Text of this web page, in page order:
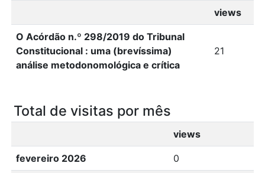
views
O Acórdão n.º 298/2019 do Tribunal
Constitucional : uma (brevíssima)
análise metodonomológica e crítica
21
Total de visitas por mês
views
fevereiro 2026 0